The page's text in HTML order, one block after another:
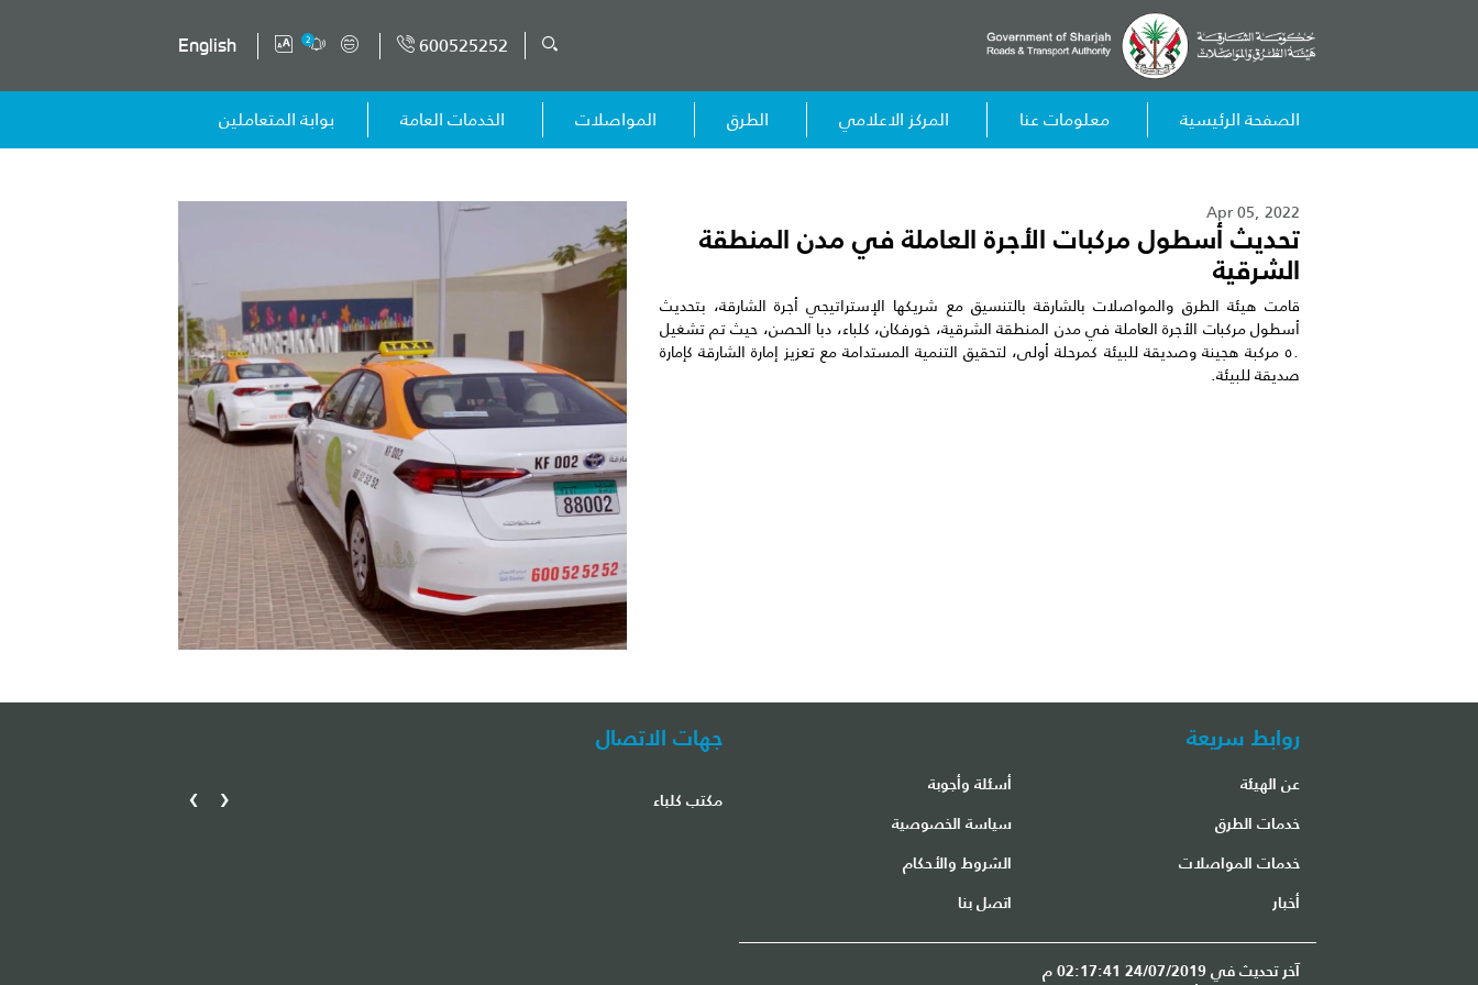
600525252
2
English
الصفحة الرئيسية معلومات عنا المركز الاعلامي الطرق المواصلات الخدمات العامة بوابة المتعاملين
Apr 05, 2022
تحديث أسطول مركبات الأجرة العاملة في مدن المنطقة
الشرقية
قامت هيئة الطرق والمواصلات بالشارقة بالتنسيق مع شريكها الإستراتيجي أجرة الشارقة، بتحديث
أسطول مركبات الأجرة العاملة في مدن المنطقة الشرقية، خورفكان، كلباء، دبا الحصن، حيث تم تشغيل
٥٠ مركبة هجينة وصديقة للبيئة كمرحلة أولى، لتحقيق التنمية المستدامة مع تعزيز إمارة الشارقة كإمارة
صديقة للبيئة.
روابط سريعة
عن الهيئة
أسئلة وأجوبة
خدمات الطرق
سياسة الخصوصية
خدمات المواصلات
الشروط والأحكام
أخبار
اتصل بنا
آخر تحديث في 24/07/2019 02:17:41 م
جهات الاتصال
مكتب مطار الشارقة الدولي مكتب كلباء ‹
›